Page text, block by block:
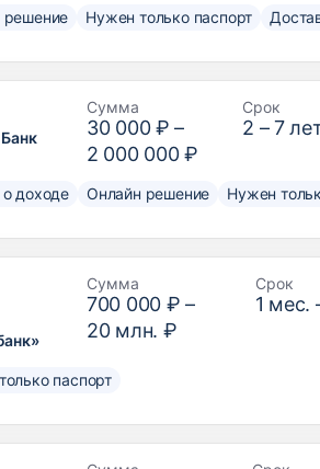
решение Нужен только паспорт
Сумма
30 000 ₽ –
2 000 000 ₽
Срок
2 –7
доходе Онлайн решение Нужен
Сумма
700 000 ₽ –
20 млн. ₽
Срок
1 мес.
паспорт